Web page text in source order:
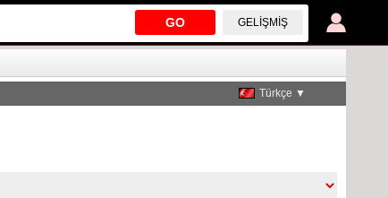
GO GELIŞMIŞ
Türkçe ▼